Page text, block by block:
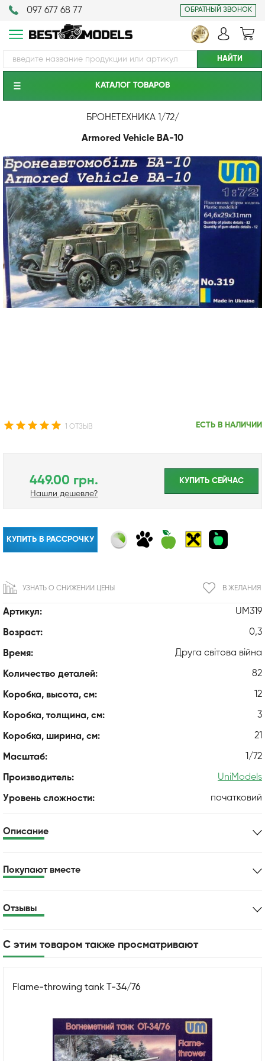
097 677 68 77 ОБРАТНЫЙ ЗВОНОК
КАТАЛОГ ТОВАРОВ
БРОНЕТЕХНИКА 1/72/
Armored Vehicle BA-10
1 ОТЗЫВ ЕСТЬ В НАЛИЧИИ
Артикул: UM319
Возраст: 0,3
Время: Друга світова війна
Количество деталей: 82
Коробка, высота, см: 12
Коробка, толщина, см: 3
Коробка, ширина, см: 21
Масштаб: 1/72
Производитель: UniModels
Уровень сложности: початковий
449.00 грн.
Нашли дешевле?
КУПИТЬ CЕЙЧАС
КУПИТЬ В РАССРОЧКУ
В ЖЕЛАНИЯ
УЗНАТЬ О СНИЖЕНИИ ЦЕНЫ
Описание
Покупают вместе
Отзывы
С этим товаром также просматривают
Flame-throwing tank T-34/76